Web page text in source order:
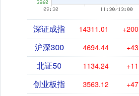
深证成指 14311.01
沪深300 4694.44
北证50 1134.24
创业板指 3563.12